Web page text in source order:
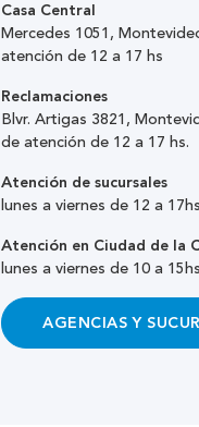
Casa Central
Mercedes 1051,
atención de 12 a 17 hs
Reclamaciones
Blvr. Artigas 3821,
de atención de 12 a 17 hs.
Atención de sucursales
lunes a viernes de 12 a 17hs
Atención en Ciudad de la
lunes a viernes de 10 a 15hs
AGENCIAS Y